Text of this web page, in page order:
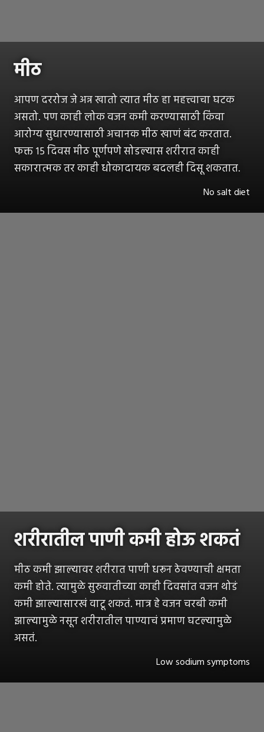
मीठ
आपण दररोज जे अन्न खातो त्यात मीठ हा महत्त्वाचा घटक
असतो. पण काही लोक वजन कमी करण्यासाठी किंवा
आरोग्य सुधारण्यासाठी अचानक मीठ खाणं बंद करतात.
फक्त १५ दिवस मीठ पूर्णपणे सोडल्यास शरीरात काही
सकारात्मक तर काही धोकादायक बदलही दिसू शकतात.
No salt diet
शरीरातील पाणी कमी होऊ शकतं
मीठ कमी झाल्यावर शरीरात पाणी धरून ठेवण्याची क्षमता
कमी होते. त्यामुळे सुरुवातीच्या काही दिवसांत वजन थोडं
कमी झाल्यासारखं वाटू शकतं. मात्र हे वजन चरबी कमी
झाल्यामुळे नसून शरीरातील पाण्याचं प्रमाण घटल्यामुळे
असतं.
Low sodium symptoms